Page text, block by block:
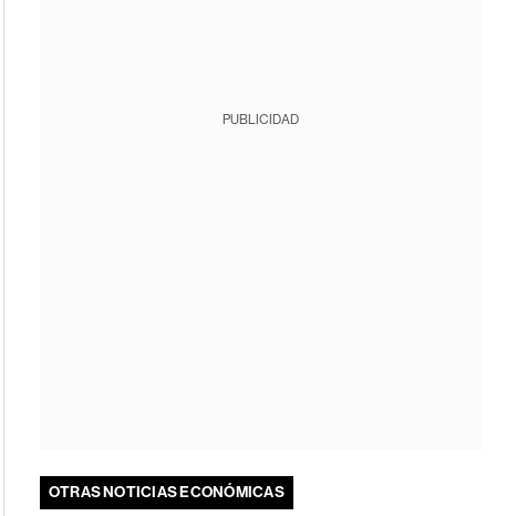
PUBLICIDAD
OTRAS NOTICIAS ECONÓMICAS